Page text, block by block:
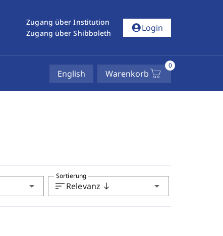
Zugang über Institution
Zugang über Shibboleth
account_circleLogin
English Warenkorb
0
arrow_drop_down sortRelevanz south arrow_drop_down
Sortierung